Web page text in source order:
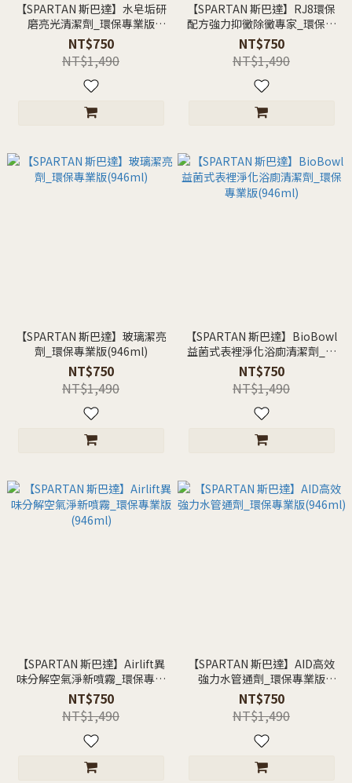
【SPARTAN 斯巴達】水皂垢研
磨亮光清潔劑_環保專業版
(946ml)
NT$750
NT$1,490
【SPARTAN 斯巴達】RJ8環保
配方強力抑黴除黴專家_環保專
業版(946ml)
NT$750
NT$1,490
【SPARTAN 斯巴達】玻璃潔亮
劑_環保專業版(946ml)
NT$750
NT$1,490
【SPARTAN 斯巴達】BioBowl
益菌式表裡淨化浴廁清潔劑_環
保專業版(946ml)
NT$750
NT$1,490
【SPARTAN 斯巴達】Airlift異
味分解空氣淨新噴霧_環保專業
版(946ml)
NT$750
NT$1,490
【SPARTAN 斯巴達】AID高效
強力水管通劑_環保專業版
(946ml)
NT$750
NT$1,490